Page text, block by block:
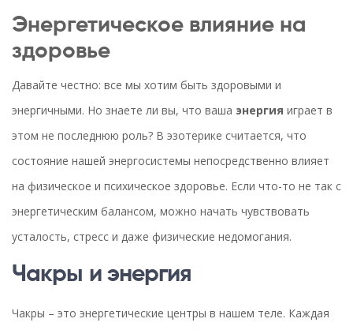
Энергетическое влияние на
здоровье
Давайте честно: все мы хотим быть здоровыми и
энергичными. Но знаете ли вы, что ваша энергия играет в
этом не последнюю роль? В эзотерике считается, что
состояние нашей энергосистемы непосредственно влияет
на физическое и психическое здоровье. Если что-то не так с
энергетическим балансом, можно начать чувствовать
усталость, стресс и даже физические недомогания.
Чакры и энергия
Чакры – это энергетические центры в нашем теле. Каждая